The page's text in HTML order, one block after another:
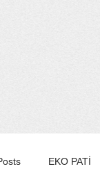
EKO PATİ